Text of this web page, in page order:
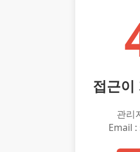
접근이
관리
Email